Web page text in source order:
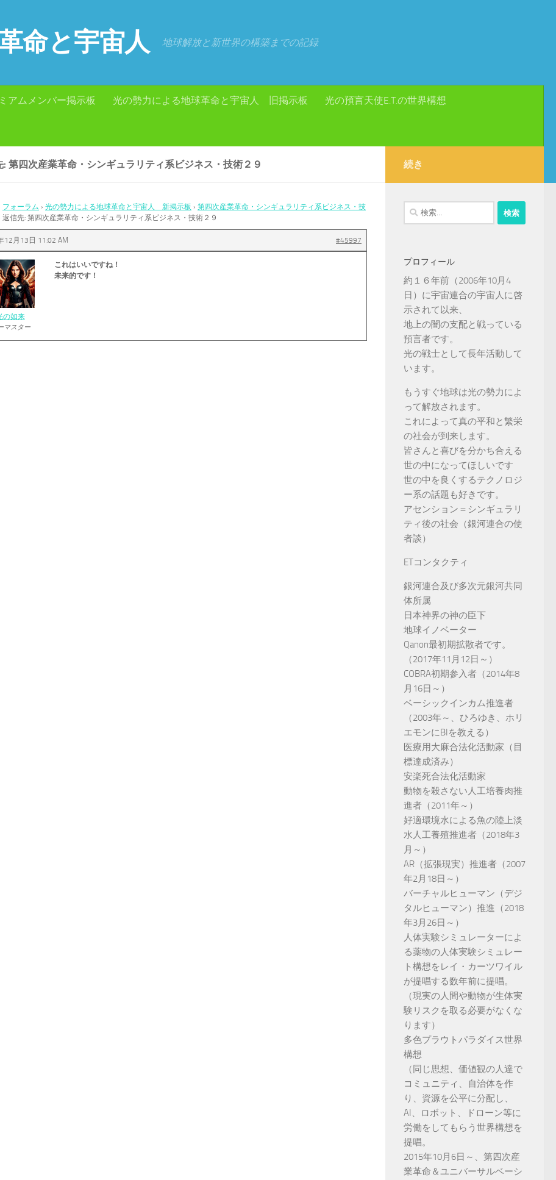
命と宇宙人 地球解放と新世界の構築までの記録
アムメンバー掲示板 光の勢力による地球革命と宇宙人 旧掲示板 光の預言天使E.T.の世界構想
: 第四次産業革命・シンギュラリティ系ビジネス・技術２９
フォーラム › 光の勢力による地球革命と宇宙人 新掲示板 › 第四次産業革命・シンギュラリティ系ビジネス・技
返信先: 第四次産業革命・シンギュラリティ系ビジネス・技術２９
12月13日 11:02 AM #45997
の如来
マスター
これはいいですね！
未来的です！
続き
検
索:
プロフィール
約１６年前（2006年10月4
日）に宇宙連合の宇宙人に啓
示されて以来、
地上の闇の支配と戦っている
預言者です。
光の戦士として長年活動して
います。
もうすぐ地球は光の勢力によ
って解放されます。
これによって真の平和と繁栄
の社会が到来します。
皆さんと喜びを分かち合える
世の中になってほしいです
世の中を良くするテクノロジ
ー系の話題も好きです。
アセンション＝シンギュラリ
ティ後の社会（銀河連合の使
者談）
ETコンタクティ
銀河連合及び多次元銀河共同
体所属
日本神界の神の臣下
地球イノベーター
Qanon最初期拡散者です。
（2017年11月12日～）
COBRA初期参入者（2014年8
月16日～）
ベーシックインカム推進者
（2003年～、ひろゆき、ホリ
エモンにBIを教える）
医療用大麻合法化活動家（目
標達成済み）
安楽死合法化活動家
動物を殺さない人工培養肉推
進者（2011年～）
好適環境水による魚の陸上淡
水人工養殖推進者（2018年3
月～）
AR（拡張現実）推進者（2007
年2月18日～）
バーチャルヒューマン（デジ
タルヒューマン）推進（2018
年3月26日～）
人体実験シミュレーターによ
る薬物の人体実験シミュレー
ト構想をレイ・カーツワイル
が提唱する数年前に提唱。
（現実の人間や動物が生体実
験リスクを取る必要がなくな
ります）
多色プラウトパラダイス世界
構想
（同じ思想、価値観の人達で
コミュニティ、自治体を作
り、資源を公平に分配し、
AI、ロボット、ドローン等に
労働をしてもらう世界構想を
提唱。
2015年10月6日～、第四次産
業革命＆ユニバーサルベーシ